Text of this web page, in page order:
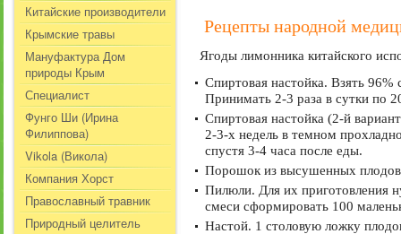
Китайские производители
Крымские травы
Мануфактура Дом
природы Крым
Специалист
Фунго Ши (Ирина
Филиппова)
Vikola (Викола)
Компания Хорст
Православный травник
Природный целитель
Рецепты народной
Ягоды лимонника китайского
Спиртовая настойка. Взять
Принимать 2-3 раза в сутки по
Спиртовая настойка (2-й
2-3-х недель в темном
спустя 3-4 часа после еды.
Порошок из высушенных плодов.
Пилюли. Для их приготовления
смеси сформировать 100
Настой. 1 столовую ложку